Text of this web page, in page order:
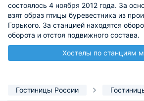
состоялось 4 ноября 2012 года. За
взят образ птицы буревестника из
Горького. За станцией находятся
оборота и отстоя подвижного состава.
Хостелы по станциям
Гостиницы России